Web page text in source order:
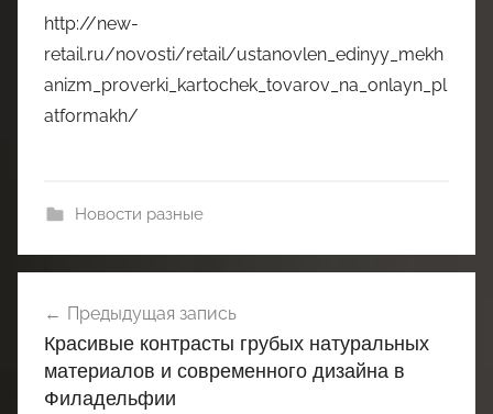
http://new-
retail.ru/novosti/retail/ustanovlen_edinyy_mekh
anizm_proverki_kartochek_tovarov_na_onlayn_pl
atformakh/
Новости разные
по
записям
Предыдущая запись
Красивые контрасты грубых натуральных
материалов и современного дизайна в
Филадельфии